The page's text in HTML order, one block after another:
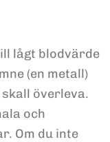
lågt blodvärde
(en metall)
överleva.
och
Om du inte